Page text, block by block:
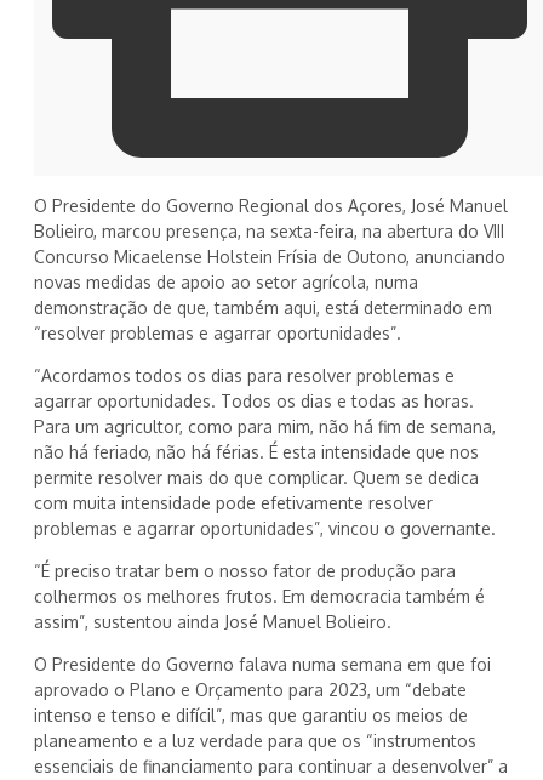
O Presidente do Governo Regional dos Açores, José Manuel
Bolieiro, marcou presença, na sexta-feira, na abertura do VIII
Concurso Micaelense Holstein Frísia de Outono, anunciando
novas medidas de apoio ao setor agrícola, numa
demonstração de que, também aqui, está determinado em
“resolver problemas e agarrar oportunidades”.
“Acordamos todos os dias para resolver problemas e
agarrar oportunidades. Todos os dias e todas as horas.
Para um agricultor, como para mim, não há fim de semana,
não há feriado, não há férias. É esta intensidade que nos
permite resolver mais do que complicar. Quem se dedica
com muita intensidade pode efetivamente resolver
problemas e agarrar oportunidades”, vincou o governante.
“É preciso tratar bem o nosso fator de produção para
colhermos os melhores frutos. Em democracia também é
assim”, sustentou ainda José Manuel Bolieiro.
O Presidente do Governo falava numa semana em que foi
aprovado o Plano e Orçamento para 2023, um “debate
intenso e tenso e difícil”, mas que garantiu os meios de
planeamento e a luz verdade para que os “instrumentos
essenciais de financiamento para continuar a desenvolver” a